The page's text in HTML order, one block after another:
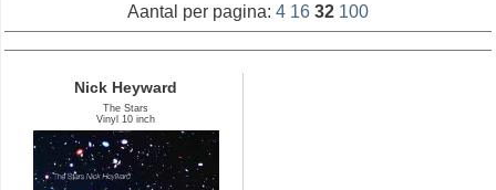
Aantal per pagina: 4 16 32 100
Nick Heyward
The Stars
Vinyl 10 inch